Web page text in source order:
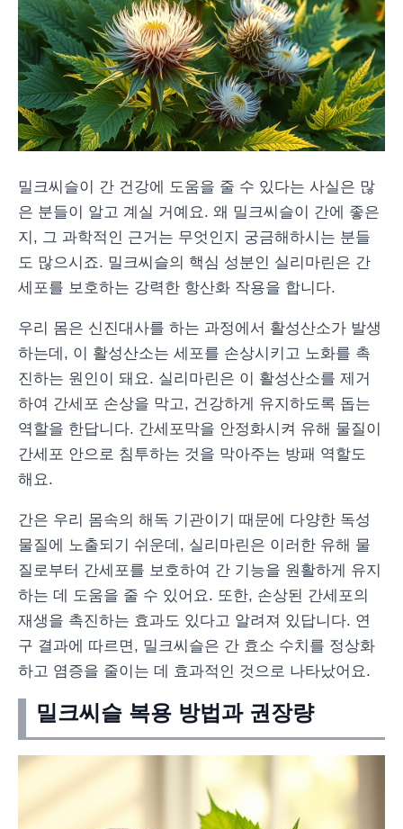
밀크씨슬이 간 건강에 도움을 줄 수 있다는 사실은 많
은 분들이 알고 계실 거예요. 왜 밀크씨슬이 간에 좋은
지, 그 과학적인 근거는 무엇인지 궁금해하시는 분들
도 많으시죠. 밀크씨슬의 핵심 성분인 실리마린은 간
세포를 보호하는 강력한 항산화 작용을 합니다.
우리 몸은 신진대사를 하는 과정에서 활성산소가 발생
하는데, 이 활성산소는 세포를 손상시키고 노화를 촉
진하는 원인이 돼요. 실리마린은 이 활성산소를 제거
하여 간세포 손상을 막고, 건강하게 유지하도록 돕는
역할을 한답니다. 간세포막을 안정화시켜 유해 물질이
간세포 안으로 침투하는 것을 막아주는 방패 역할도
해요.
간은 우리 몸속의 해독 기관이기 때문에 다양한 독성
물질에 노출되기 쉬운데, 실리마린은 이러한 유해 물
질로부터 간세포를 보호하여 간 기능을 원활하게 유지
하는 데 도움을 줄 수 있어요. 또한, 손상된 간세포의
재생을 촉진하는 효과도 있다고 알려져 있답니다. 연
구 결과에 따르면, 밀크씨슬은 간 효소 수치를 정상화
하고 염증을 줄이는 데 효과적인 것으로 나타났어요.
밀크씨슬 복용 방법과 권장량